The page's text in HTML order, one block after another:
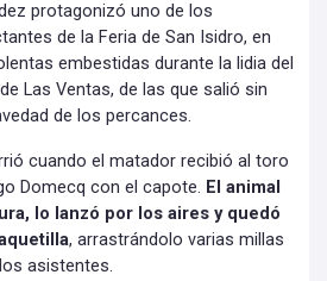
protagonizó uno de los
de la Feria de San Isidro, en
embestidas durante la lidia del
Las Ventas, de las que salió sin
de los percances.
cuando el matador recibió al toro
Domecq con el capote. El animal
lo lanzó por los aires y quedó
, arrastrándolo varias millas
asistentes.